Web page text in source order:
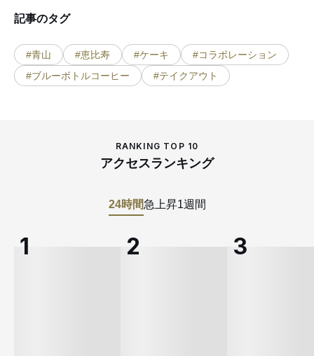
記事のタグ
#青山 #恵比寿 #ケーキ
#コラボレーション
#ブルーボトルコーヒー
#テイクアウト
RANKING TOP 10
アクセスランキング
24時間急上昇1週間